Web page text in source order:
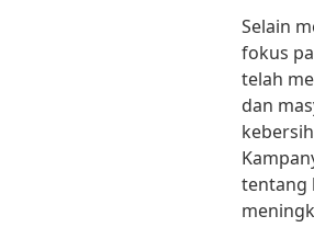
Selain
fokus
telah
dan
tentang